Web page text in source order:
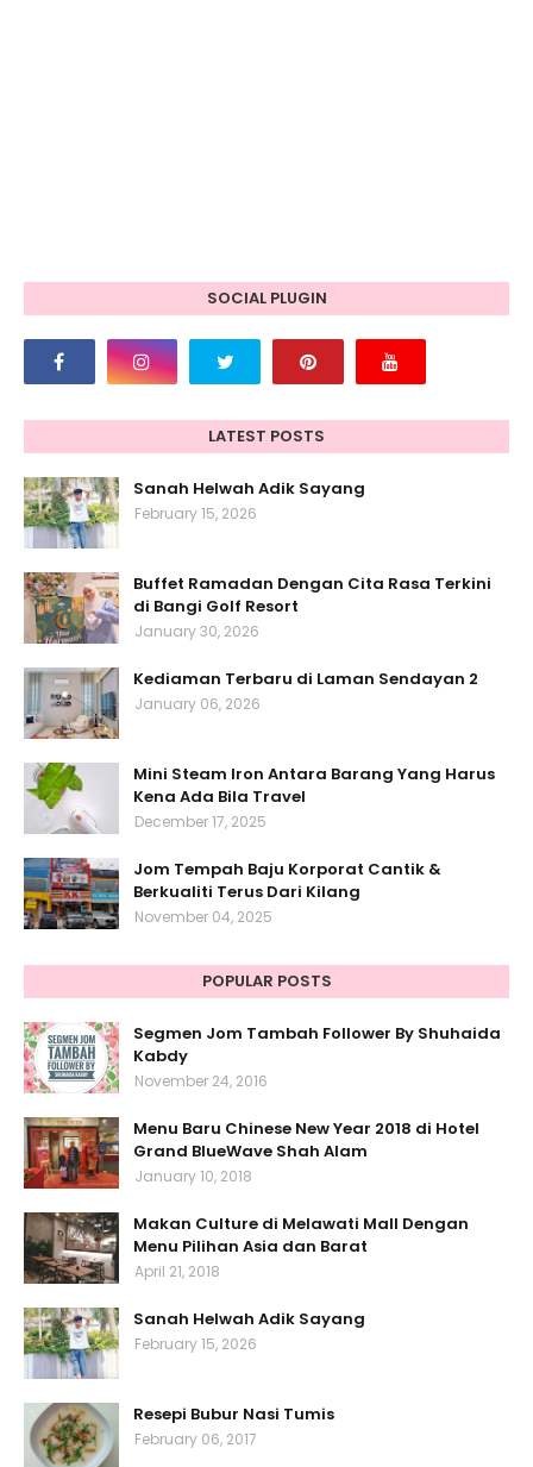
SOCIAL PLUGIN
LATEST POSTS
Sanah Helwah Adik Sayang
February 15, 2026
Buffet Ramadan Dengan Cita Rasa Terkini
di Bangi Golf Resort
January 30, 2026
Kediaman Terbaru di Laman Sendayan 2
January 06, 2026
Mini Steam Iron Antara Barang Yang Harus
Kena Ada Bila Travel
December 17, 2025
Jom Tempah Baju Korporat Cantik &
Berkualiti Terus Dari Kilang
November 04, 2025
POPULAR POSTS
Segmen Jom Tambah Follower By Shuhaida
Kabdy
November 24, 2016
Menu Baru Chinese New Year 2018 di Hotel
Grand BlueWave Shah Alam
January 10, 2018
Makan Culture di Melawati Mall Dengan
Menu Pilihan Asia dan Barat
April 21, 2018
Sanah Helwah Adik Sayang
February 15, 2026
Resepi Bubur Nasi Tumis
February 06, 2017